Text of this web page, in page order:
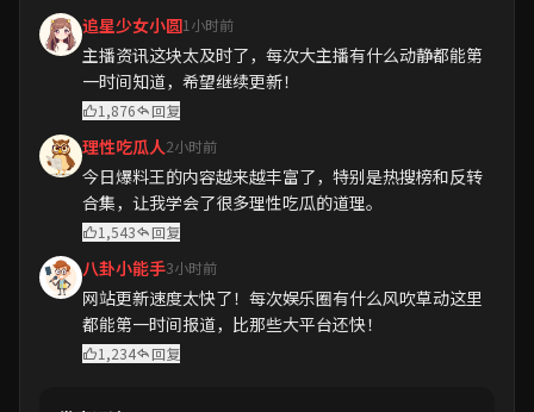
追星少女小圆1小时前
主播资讯这块太及时了，每次大主播有什么动静都能第
一时间知道，希望继续更新！
1,876 回复
理性吃瓜人2小时前
今日爆料王的内容越来越丰富了，特别是热搜榜和反转
合集，让我学会了很多理性吃瓜的道理。
1,543 回复
八卦小能手3小时前
网站更新速度太快了！每次娱乐圈有什么风吹草动这里
都能第一时间报道，比那些大平台还快！
1,234 回复